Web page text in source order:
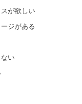
が欲しい
ジがある
い